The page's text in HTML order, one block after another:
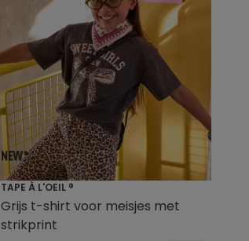
TAPE À L'OEIL ®
Grijs t-shirt voor meisjes met
strikprint